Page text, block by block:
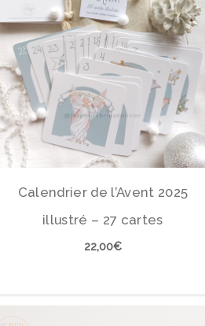
Calendrier de l’Avent 2025
illustré – 27 cartes
22,00€